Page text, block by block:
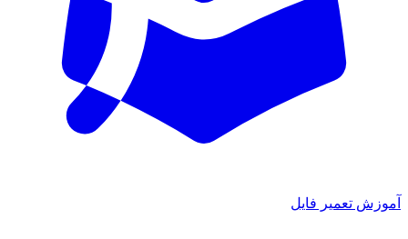
تعمیر فایل